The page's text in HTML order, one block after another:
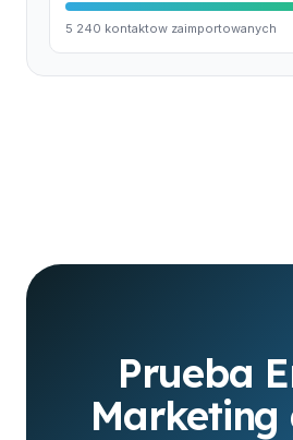
5 240 kontaktow zaimportowanych
Prueba
Marketing